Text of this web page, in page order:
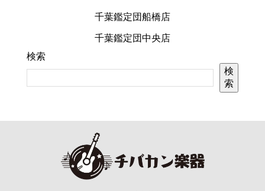
千葉鑑定団船橋店
千葉鑑定団中央店
検索
検
索